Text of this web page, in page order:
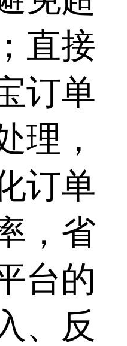
直接
订单
理，
订单
，省
台的
、反